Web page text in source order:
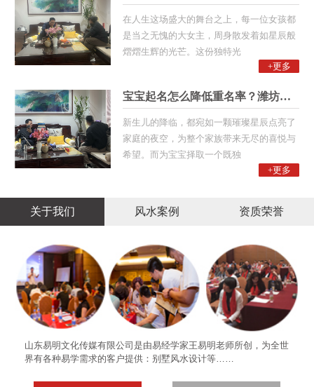
在人生这场盛大的舞台之上，每一位女孩都
是当之无愧的大女主，周身散发着如星辰般
熠熠生辉的光芒。这份独特光
+更多
宝宝起名怎么降低重名率？潍坊起名
新生儿的降临，都宛如一颗璀璨星辰点亮了
家庭的夜空，为整个家族带来无尽的喜悦与
希望。而为宝宝择取一个既独
+更多
关于我们 风水案例 资质荣誉
山东易明文化传媒有限公司是由易经学家王易明老师所创，为全世
界有各种易学需求的客户提供：别墅风水设计等……